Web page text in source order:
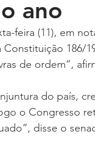
Justiça
Pleitos da Assojaf-GO
Reforma
ano
feira (11), em
186/
de ordem”,
do país,
o Congresso
disse o